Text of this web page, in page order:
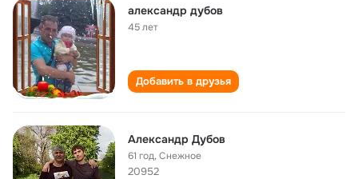
александр дубов
45 лет
Добавить в друзья
Александр Дубов
61 год,Снежное
20952